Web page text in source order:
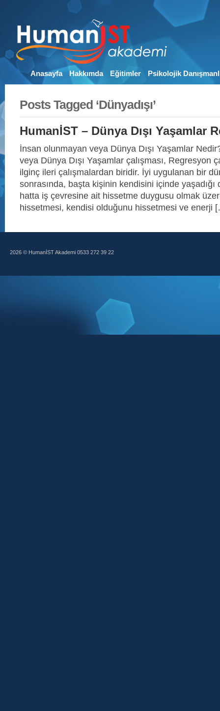
Anasayfa Hakkımda Eğitimler Psikolojik
Posts Tagged ‘Dünyadışı’
HumanİST – Dünya Dışı Yaşamlar
İnsan olunmayan veya Dünya Dışı Yaşamlar
veya Dünya Dışı Yaşamlar çalışması, Regresyon
ilginç ileri çalışmalardan biridir. İyi uygulanan bir
sonrasında, başta kişinin kendisini içinde
hatta iş çevresine ait hissetme duygusu olmak
hissetmesi, kendisi olduğunu hissetmesi ve enerji
2026 © HumanİST Akademi 0533 272 39 22